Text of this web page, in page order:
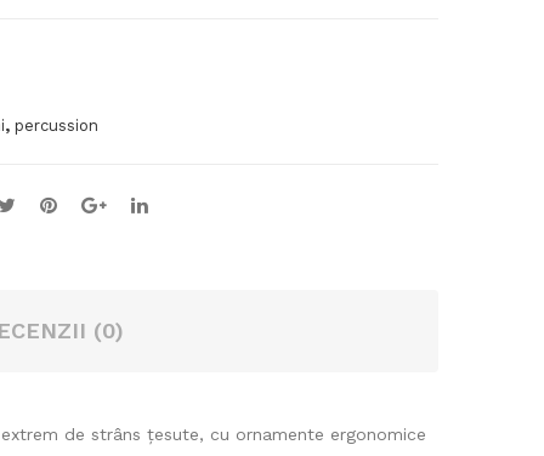
, percussion
(0)
de strâns țesute, cu ornamente ergonomice